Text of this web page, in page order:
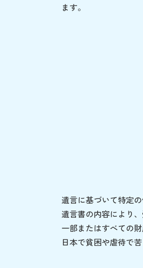
ます。
遺言に基づいて特定
遺言書の内容により
一部またはすべての
日本で貧困や虐待で